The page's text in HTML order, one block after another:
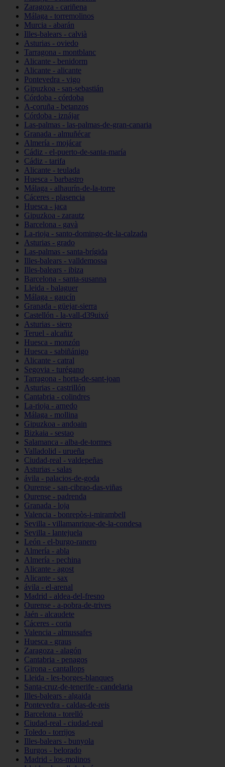
Zaragoza - cariñena
Málaga - torremolinos
Murcia - abarán
Illes-balears - calvià
Asturias - oviedo
Tarragona - montblanc
Alicante - benidorm
Alicante - alicante
Pontevedra - vigo
Gipuzkoa - san-sebastián
Córdoba - córdoba
A-coruña - betanzos
Córdoba - iznájar
Las-palmas - las-palmas-de-gran-canaria
Granada - almuñécar
Almería - mojácar
Cádiz - el-puerto-de-santa-maría
Cádiz - tarifa
Alicante - teulada
Huesca - barbastro
Málaga - alhaurín-de-la-torre
Cáceres - plasencia
Huesca - jaca
Gipuzkoa - zarautz
Barcelona - gavà
La-rioja - santo-domingo-de-la-calzada
Asturias - grado
Las-palmas - santa-brígida
Illes-balears - valldemossa
Illes-balears - ibiza
Barcelona - santa-susanna
Lleida - balaguer
Málaga - gaucín
Granada - güejar-sierra
Castellón - la-vall-d39uixó
Asturias - siero
Teruel - alcañiz
Huesca - monzón
Huesca - sabiñánigo
Alicante - catral
Segovia - turégano
Tarragona - horta-de-sant-joan
Asturias - castrillón
Cantabria - colindres
La-rioja - arnedo
Málaga - mollina
Gipuzkoa - andoain
Bizkaia - sestao
Salamanca - alba-de-tormes
Valladolid - urueña
Ciudad-real - valdepeñas
Asturias - salas
ávila - palacios-de-goda
Ourense - san-cibrao-das-viñas
Ourense - padrenda
Granada - loja
Valencia - bonrepòs-i-mirambell
Sevilla - villamanrique-de-la-condesa
Sevilla - lantejuela
León - el-burgo-ranero
Almería - abla
Almería - pechina
Alicante - agost
Alicante - sax
ávila - el-arenal
Madrid - aldea-del-fresno
Ourense - a-pobra-de-trives
Jaén - alcaudete
Cáceres - coria
Valencia - almussafes
Huesca - graus
Zaragoza - alagón
Cantabria - penagos
Girona - cantallops
Lleida - les-borges-blanques
Santa-cruz-de-tenerife - candelaria
Illes-balears - algaida
Pontevedra - caldas-de-reis
Barcelona - torelló
Ciudad-real - ciudad-real
Toledo - torrijos
Illes-balears - bunyola
Burgos - belorado
Madrid - los-molinos